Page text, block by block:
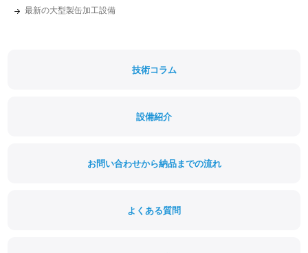
最新の大型製缶加工設備
技術コラム
設備紹介
お問い合わせから納品までの流れ
よくある質問